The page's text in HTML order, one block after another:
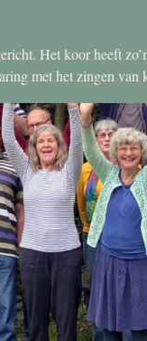
Het koor heeft
met het zingen van